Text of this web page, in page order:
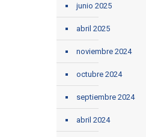
junio 2025
abril 2025
noviembre 2024
octubre 2024
septiembre 2024
abril 2024